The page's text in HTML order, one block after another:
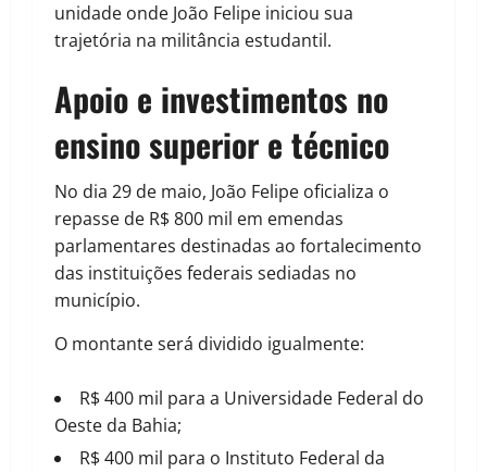
unidade onde João Felipe iniciou sua
trajetória na militância estudantil.
Apoio e investimentos no
ensino superior e técnico
No dia 29 de maio, João Felipe oficializa o
repasse de R$ 800 mil em emendas
parlamentares destinadas ao fortalecimento
das instituições federais sediadas no
município.
O montante será dividido igualmente:
R$ 400 mil para a Universidade Federal do
Oeste da Bahia;
R$ 400 mil para o Instituto Federal da